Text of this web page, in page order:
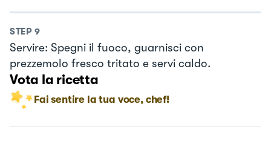
STEP 9
Servire: Spegni il fuoco, guarnisci con
prezzemolo fresco tritato e servi caldo.
Vota la ricetta
Fai sentire la tua voce, chef!